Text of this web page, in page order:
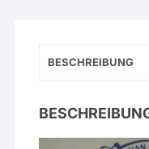
BESCHREIBUNG